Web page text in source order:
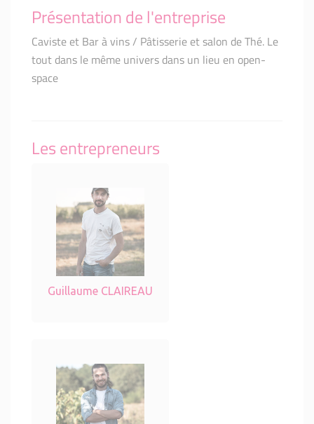
Présentation de l'entreprise
Caviste et Bar à vins / Pâtisserie et salon de Thé. Le
tout dans le même univers dans un lieu en open-
space
Les entrepreneurs
Guillaume CLAIREAU